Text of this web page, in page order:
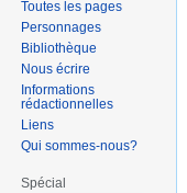
Toutes les pages
Personnages
Bibliothèque
Nous écrire
Informations
rédactionnelles
Liens
Qui sommes-nous?
Spécial